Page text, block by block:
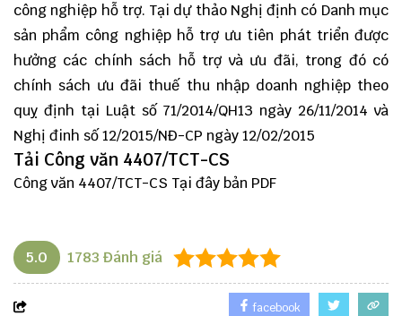
công nghiệp hỗ trợ. Tại dự thảo Nghị định có Danh mục
sản phẩm công nghiệp hỗ trợ ưu tiên phát triển được
hưởng các chính sách hỗ trợ và ưu đãi, trong đó có
chính sách ưu đãi thuế thu nhập doanh nghiệp theo
quỵ định tại Luật số 71/2014/QH13 ngày 26/11/2014 và
Nghị đinh số 12/2015/NĐ-CP ngày 12/02/2015
Tải Công văn 4407/TCT-CS
Công văn 4407/TCT-CS Tại đâybản PDF
5.0 1783 Đánh giá
facebook